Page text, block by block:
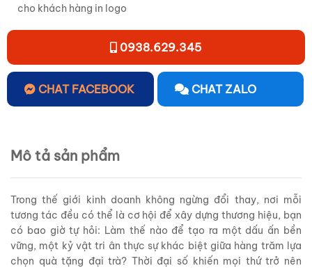
cho khách hàng in logo
0938.629.345
CHAT FACEBOOK CHAT ZALO
Mô tả sản phẩm
Trong thế giới kinh doanh không ngừng đổi thay, nơi mỗi
tương tác đều có thể là cơ hội để xây dựng thương hiệu, bạn
có bao giờ tự hỏi: Làm thế nào để tạo ra một dấu ấn bền
vững, một kỷ vật tri ân thực sự khác biệt giữa hàng trăm lựa
chọn quà tặng đại trà? Thời đại số khiến mọi thứ trở nên